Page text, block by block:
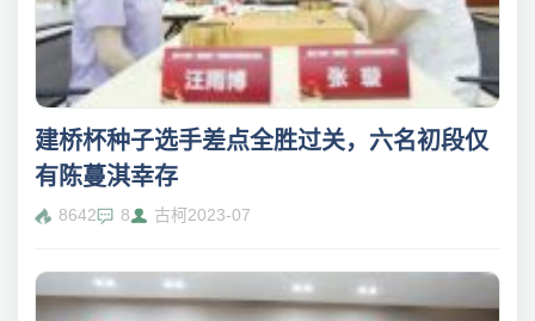
建桥杯种子选手差点全胜过关，六名初段仅
有陈蔓淇幸存
8642 8 古柯2023-07